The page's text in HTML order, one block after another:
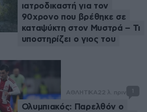
ιατροδικαστή για τον
90χρονο που βρέθηκε σε
καταψύκτη στον Μυστρά – Τι
υποστηρίζει ο γιος του
ΑΘΛΗΤΙΚΑ22 λ. πριν
Ολυμπιακός: Παρελθόν ο